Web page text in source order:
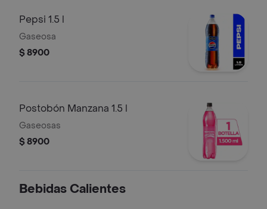
Pepsi 1.5 l
Gaseosa
$ 8900
Postobón Manzana 1.5 l
Gaseosas
$ 8900
Bebidas Calientes